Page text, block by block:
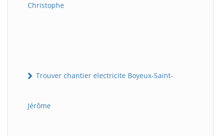
Christophe
Trouver chantier electricite Boyeux-Saint-
Jérôme